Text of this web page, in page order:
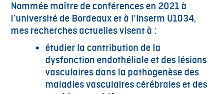
Nommée maître de conférences en 2021 à
l’université de Bordeaux et à l’Inserm U1034,
mes recherches actuelles visent à :
étudier la contribution de la
dysfonction endothéliale et des lésions
vasculaires dans la pathogenèse des
maladies vasculaires cérébrales et des